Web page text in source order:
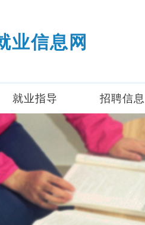
业信息网
就业指导 招聘信息